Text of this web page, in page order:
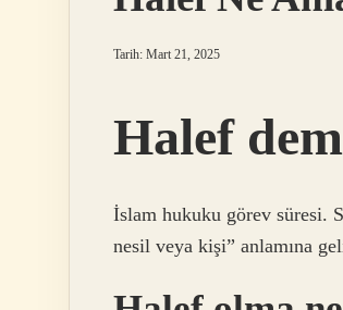
Tarih: Mart 21, 2025
Halef
İslam hukuku görev süresi.
nesil veya kişi” anlamına